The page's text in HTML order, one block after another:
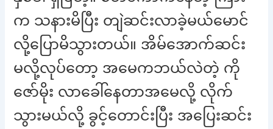
က သနားမိပြီး တျဲဆင်းလာခဲ့မယ်မောင်
လို့ပြောမိသွားတယ်။ အိမ်အောက်ဆင်း
မလို့လုပ်တော့ အမေကဘယ်လဲတဲ့ ကို
ဇော်မိုး လာခေါ်နေတာအမေလို့ လိုက်
သွားမယ်လို့ ခွင့်တောင်းပြီး အပြေးဆင်း